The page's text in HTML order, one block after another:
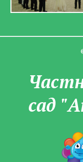
сад